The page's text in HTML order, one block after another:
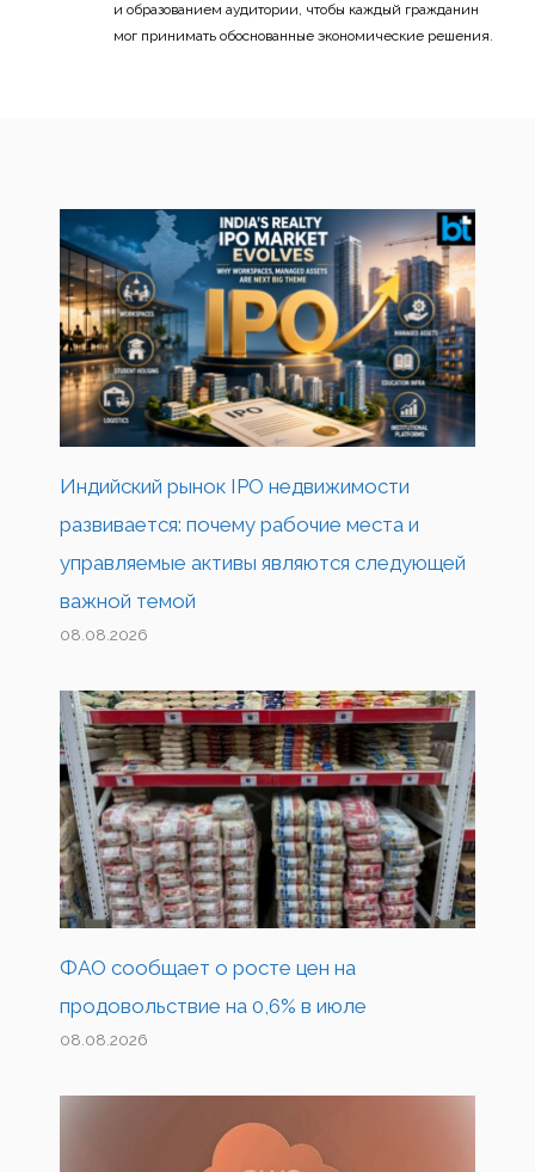
и образованием аудитории, чтобы каждый гражданин
мог принимать обоснованные экономические решения.
Индийский рынок IPO недвижимости
развивается: почему рабочие места и
управляемые активы являются следующей
важной темой
08.08.2026
ФАО сообщает о росте цен на
продовольствие на 0,6% в июле
08.08.2026